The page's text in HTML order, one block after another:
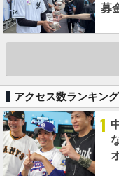
募
アクセス数ランキング
1